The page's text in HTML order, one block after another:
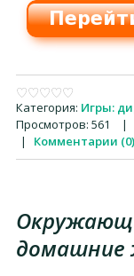
Категория: Игры:
Просмотров: 561 |
|
Комментарии (0)